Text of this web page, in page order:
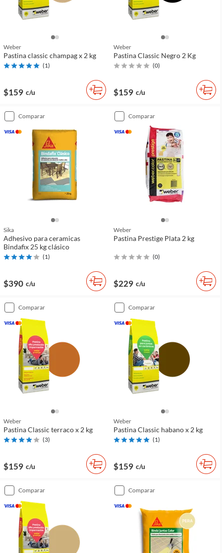
Weber
Pastina classic champag x 2 kg
(1)
$159 c/u
Weber
Pastina Classic Negro 2 Kg
(0)
$159 c/u
comparar
Sika
Adhesivo para ceramicas
Bindafix 25 kg clásico
(1)
$390 c/u
comparar
Weber
Pastina Prestige Plata 2 kg
(0)
$229 c/u
comparar
Weber
Pastina Classic terraco x 2 kg
(3)
$159 c/u
comparar
Weber
Pastina Classic habano x 2 kg
(1)
$159 c/u
comparar comparar